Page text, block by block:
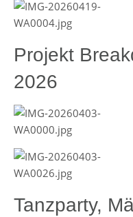
Projekt
2026
Tanzparty,